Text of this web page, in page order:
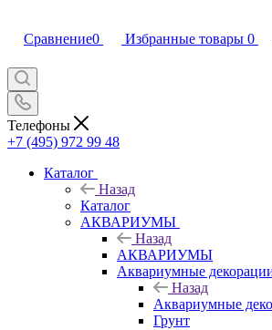
Сравнение0 Избранные товары 0
Телефоны
+7 (495) 972 99 48
Каталог
Назад
Каталог
АКВАРИУМЫ
Назад
АКВАРИУМЫ
Аквариумные
Назад
Аквариумные
Грунт